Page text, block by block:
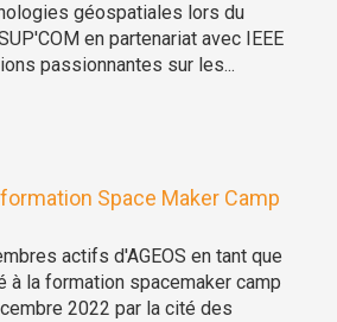
géospatiales lors du
en partenariat avec IEEE
passionnantes sur les...
Space Maker Camp
actifs d'AGEOS en tant que
à la formation spacemaker camp
2022 par la cité des